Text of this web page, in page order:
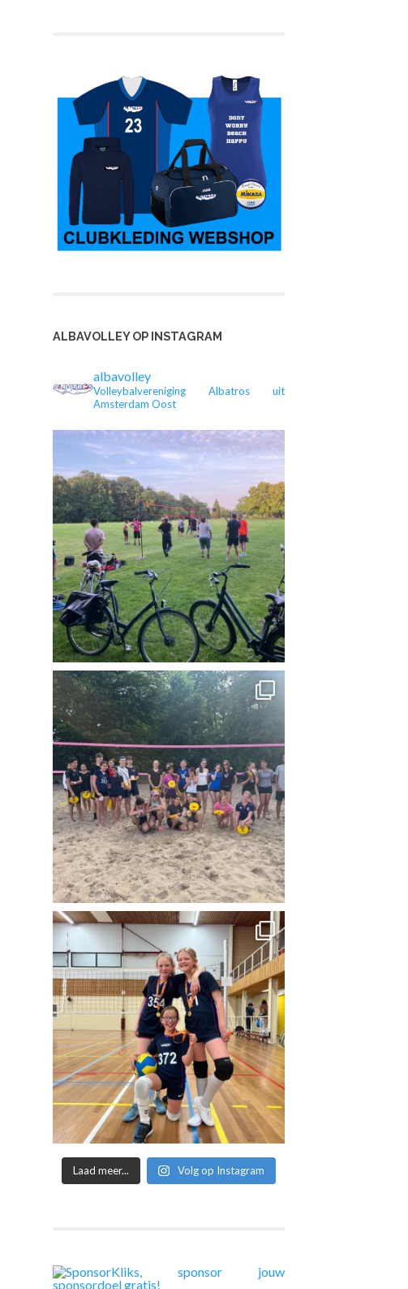
ALBAVOLLEY OP INSTAGRAM
albavolley
Volleybalvereniging Albatros uit
Amsterdam Oost
Laad meer... Volg op Instagram